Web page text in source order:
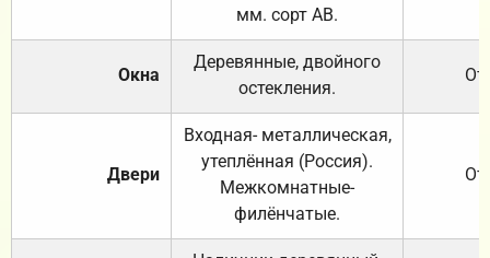
мм. сорт АВ.
Окна
Деревянные, двойного
остекления.
Двери
Входная- металлическая,
утеплённая (Россия).
Межкомнатные-
филёнчатые.